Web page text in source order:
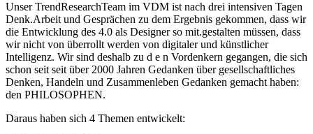
Unser TrendResearchTeam im VDM ist nach drei intensiven Tagen
Denk.Arbeit und Gesprächen zu dem Ergebnis gekommen, dass wir
die Entwicklung des 4.0 als Designer so mit.gestalten müssen, dass
wir nicht von überrollt werden von digitaler und künstlicher
Intelligenz. Wir sind deshalb zu d e n Vordenkern gegangen, die sich
schon seit seit über 2000 Jahren Gedanken über gesellschaftliches
Denken, Handeln und Zusammenleben Gedanken gemacht haben:
den PHILOSOPHEN.
Daraus haben sich 4 Themen entwickelt: